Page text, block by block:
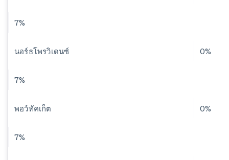
7%
นอร์ธโพรวิเดนซ์ 0%
7%
พอว์ทัคเก็ต 0%
7%